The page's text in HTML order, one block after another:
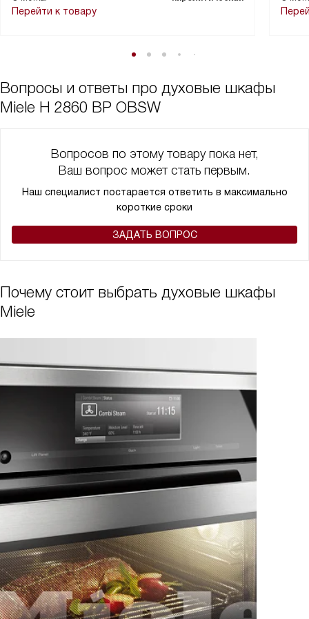
Перейти к товару
Вопросы и ответы про духовые шкафы
Miele H 2860 BP OBSW
Вопросов по этому товару пока нет,
Ваш вопрос может стать первым.
Наш специалист постарается ответить в максимально
короткие сроки
ЗАДАТЬ ВОПРОС
Почему стоит выбрать духовые шкафы
Miele